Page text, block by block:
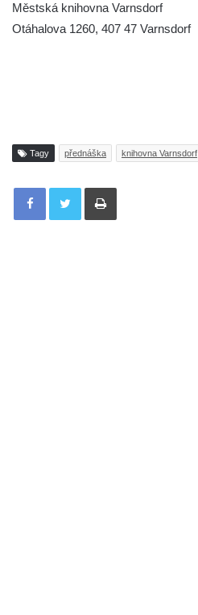
Městská knihovna Varnsdorf
Otáhalova 1260, 407 47 Varnsdorf
Tagy přednáška knihovna Varnsdorf
Tisknout